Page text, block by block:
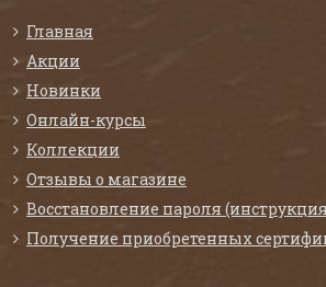
Главная
Акции
Новинки
Онлайн-курсы
Коллекции
Отзывы о магазине
Восстановление пароля
Получение приобретенных